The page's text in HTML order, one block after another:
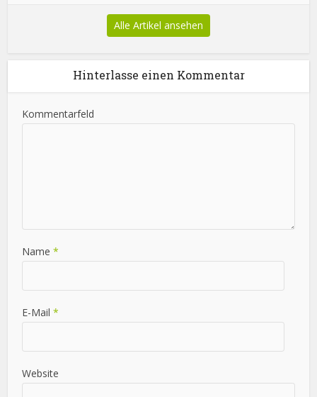
Alle Artikel ansehen
Hinterlasse einen Kommentar
Kommentarfeld
Name*
E-Mail*
Website